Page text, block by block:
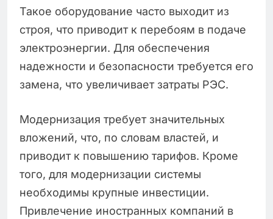
Такое оборудование часто выходит из
строя, что приводит к перебоям в подаче
электроэнергии. Для обеспечения
надежности и безопасности требуется его
замена, что увеличивает затраты РЭС.
Модернизация требует значительных
вложений, что, по словам властей, и
приводит к повышению тарифов. Кроме
того, для модернизации системы
необходимы крупные инвестиции.
Привлечение иностранных компаний в